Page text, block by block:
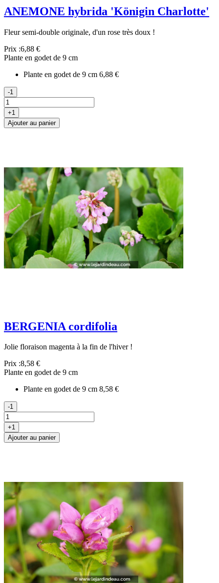
ANEMONE hybrida 'Königin Charlotte'
Fleur semi-double originale, d'un rose très doux !
Prix :6,88 €
Plante en godet de 9 cm
Plante en godet de 9 cm 6,88 €
-1
+1
Ajouter au panier
BERGENIA cordifolia
Jolie floraison magenta à la fin de l'hiver !
Prix :8,58 €
Plante en godet de 9 cm
Plante en godet de 9 cm 8,58 €
-1
+1
Ajouter au panier